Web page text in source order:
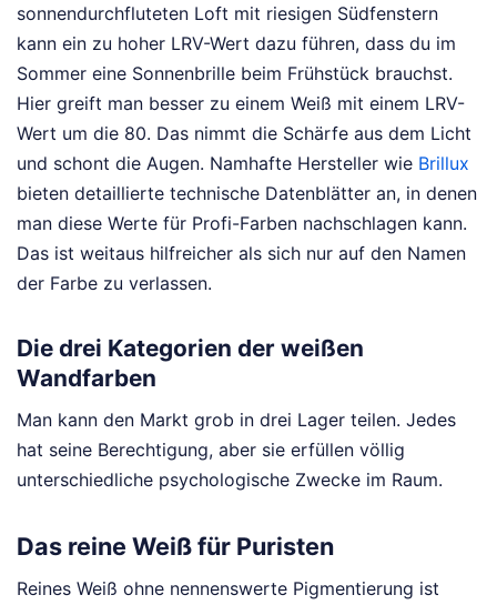
sonnendurchfluteten Loft mit riesigen Südfenstern
kann ein zu hoher LRV-Wert dazu führen, dass du im
Sommer eine Sonnenbrille beim Frühstück brauchst.
Hier greift man besser zu einem Weiß mit einem LRV-
Wert um die 80. Das nimmt die Schärfe aus dem Licht
und schont die Augen. Namhafte Hersteller wie Brillux
bieten detaillierte technische Datenblätter an, in denen
man diese Werte für Profi-Farben nachschlagen kann.
Das ist weitaus hilfreicher als sich nur auf den Namen
der Farbe zu verlassen.
Die drei Kategorien der weißen
Wandfarben
Man kann den Markt grob in drei Lager teilen. Jedes
hat seine Berechtigung, aber sie erfüllen völlig
unterschiedliche psychologische Zwecke im Raum.
Das reine Weiß für Puristen
Reines Weiß ohne nennenswerte Pigmentierung ist